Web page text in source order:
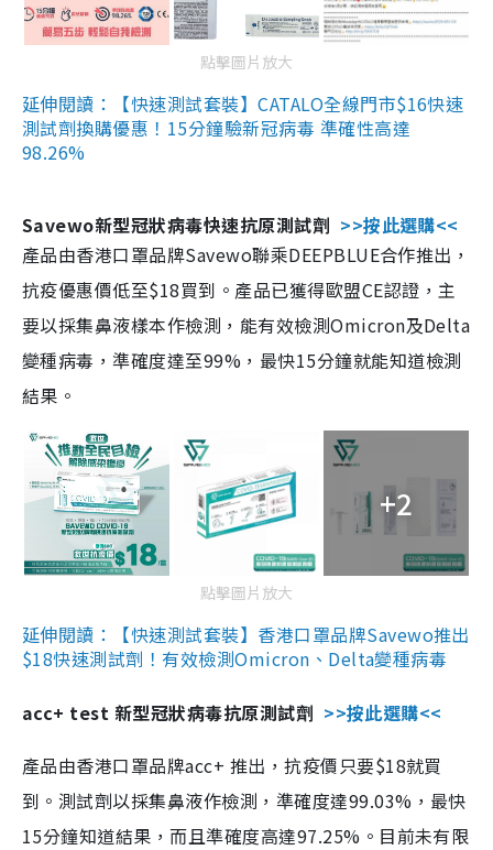
點擊圖片放大
延伸閱讀：【快速測試套裝】CATALO全線門市$16快速
測試劑換購優惠！15分鐘驗新冠病毒 準確性高達
98.26%
Savewo新型冠狀病毒快速抗原測試劑 >>按此選購<<
產品由香港口罩品牌Savewo聯乘DEEPBLUE合作推出，
抗疫優惠價低至$18買到。產品已獲得歐盟CE認證，主
要以採集鼻液樣本作檢測，能有效檢測Omicron及Delta
變種病毒，準確度達至99%，最快15分鐘就能知道檢測
結果。
+2
點擊圖片放大
延伸閱讀：【快速測試套裝】香港口罩品牌Savewo推出
$18快速測試劑！有效檢測Omicron、Delta變種病毒
acc+ test 新型冠狀病毒抗原測試劑 >>按此選購<<
產品由香港口罩品牌acc+ 推出，抗疫價只要$18就買
到。測試劑以採集鼻液作檢測，準確度達99.03%，最快
15分鐘知道結果，而且準確度高達97.25%。目前未有限